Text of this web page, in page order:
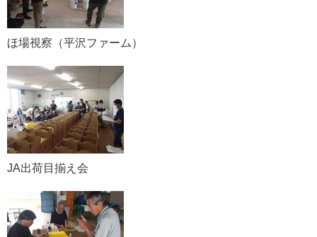
ほ場視察（平沢ファーム）
JA出荷目揃え会